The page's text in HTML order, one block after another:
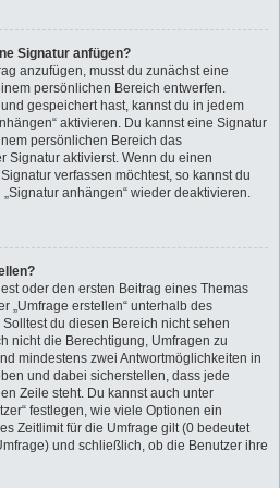
Signatur anfügen?
anzufügen, musst du zunächst eine
persönlichen Bereich entwerfen.
gespeichert hast, kannst du in jedem
aktivieren. Du kannst eine Signatur
persönlichen Bereich das
Signatur aktivierst. Wenn du einen
verfassen möchtest, so kannst du
anhängen“ wieder deaktivieren.
oder den ersten Beitrag eines Themas
„Umfrage erstellen“ unterhalb des
du diesen Bereich nicht sehen
nicht die Berechtigung, Umfragen zu
mindestens zwei Antwortmöglichkeiten in
und dabei sicherstellen, dass jede
Zeile steht. Du kannst auch unter
festlegen, wie viele Optionen ein
Zeitlimit für die Umfrage gilt (0 bedeutet
und schließlich, ob die Benutzer ihre